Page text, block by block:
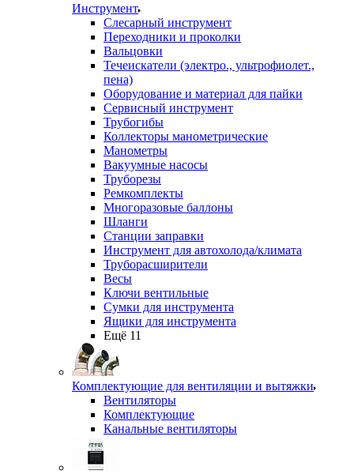
Инструмент
Слесарный инструмент
Переходники и проколки
Вальцовки
Течеискатели (электро., ультрофиолет.,
пена)
Оборудование и материал для пайки
Сервисный инструмент
Трубогибы
Коллекторы манометрические
Манометры
Вакуумные насосы
Труборезы
Ремкомплекты
Многоразовые баллоны
Шланги
Станции заправки
Инструмент для автохолода/климата
Труборасширители
Весы
Ключи вентильные
Сумки для инструмента
Ящики для инструмента
Ещё 11
Комплектующие для вентиляции и вытяжки
Вентиляторы
Комплектующие
Канальные вентиляторы